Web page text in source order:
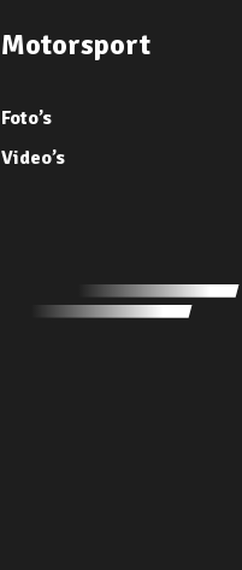
Motorsport
Foto’s
Video’s